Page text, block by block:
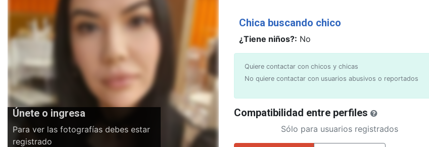
Únete o ingresa
Para ver las fotografías debes estar
registrado
Chica buscando chico
¿Tiene niños?: No
Quiere contactar con chicos y chicas
No quiere contactar con usuarios abusivos o reportados
Compatibilidad entre perfiles
Sólo para usuarios registrados